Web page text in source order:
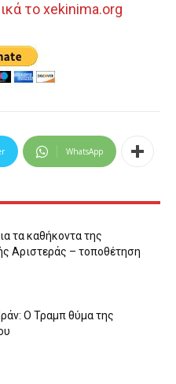
το xekinima.org
WhatsApp
τα καθήκοντα της
Αριστεράς – τοποθέτηση
Ο Τραμπ θύμα της